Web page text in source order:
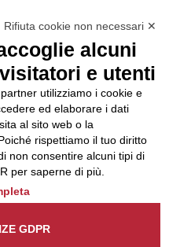
è
.
Rifiuta cookie non necessari ✕
alcuni
e utenti
utilizziamo i cookie e
ed elaborare i dati
al sito web o la
rispettiamo il tuo diritto
non consentire alcuni tipi di
per saperne di più.
GDPR